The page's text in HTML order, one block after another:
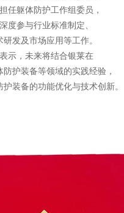
任躯体防护工作组委员，
度参与行业标准制定、
研发及市场应用等工作。
示，未来将结合银莱在
防护装备等领域的实践经验，
护装备的功能优化与技术创新。